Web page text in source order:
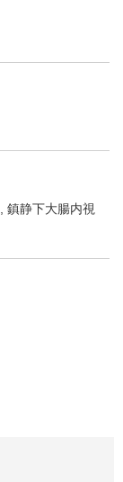
鎮静下大腸内視